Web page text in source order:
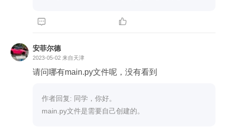
 
安菲尔德
2023-05-02 来自天津
请问哪有main.py文件呢，没有看到
作者回复: 同学，你好。
main.py文件是需要自己创建的。